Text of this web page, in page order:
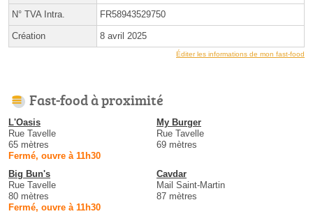
N° TVA Intra. FR58943529750
Création 8 avril 2025
Éditer les informations de mon fast-food
Fast-food à proximité
L'Oasis
Rue Tavelle
65 mètres
Fermé, ouvre à 11h30
My Burger
Rue Tavelle
69 mètres
Big Bun's
Rue Tavelle
80 mètres
Fermé, ouvre à 11h30
Cavdar
Mail Saint-Martin
87 mètres